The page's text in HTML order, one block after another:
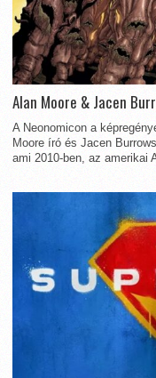
Alan Moore & Jacen
A Neonomicon a
Moore író és Jacen
ami 2010-ben, az amerikai